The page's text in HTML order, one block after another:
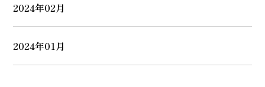
2024年02月
2024年01月